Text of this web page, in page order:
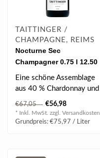
TAITTINGER /
CHAMPAGNE, REIMS
Nocturne Sec
Champagner 0.75 l 12.50
% vol
Eine schöne Assemblage
aus 40 % Chardonnay und
60 % Pinot Noir & Pinot
Meunier,..
€67,05 €56,98
* Inkl. MwSt. zzgl. Versandkosten
Grundpreis: €75,97 / Liter